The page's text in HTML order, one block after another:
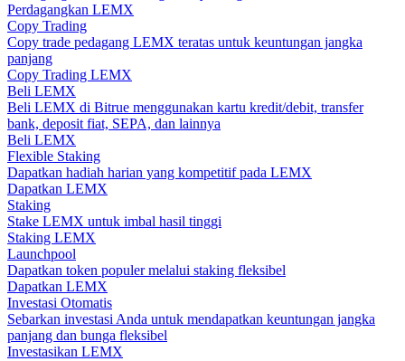
Analisis data besar termasuk info perdagangan, dll.
Memandu
Panduan Pemula Berjangka
Perdagangkan LEMX
Copy Trading
Copy trade pedagang LEMX teratas untuk keuntungan jangka
panjang
Copy Trading LEMX
Beli LEMX
Beli LEMX di Bitrue menggunakan kartu kredit/debit, transfer
bank, deposit fiat, SEPA, dan lainnya
Beli LEMX
Flexible Staking
Dapatkan hadiah harian yang kompetitif pada LEMX
Dapatkan LEMX
Staking
Stake LEMX untuk imbal hasil tinggi
Staking LEMX
Launchpool
Dapatkan token populer melalui staking fleksibel
Dapatkan LEMX
Investasi Otomatis
Sebarkan investasi Anda untuk mendapatkan keuntungan jangka
panjang dan bunga fleksibel
Investasikan LEMX